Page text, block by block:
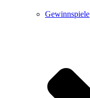
Gewinnspiele